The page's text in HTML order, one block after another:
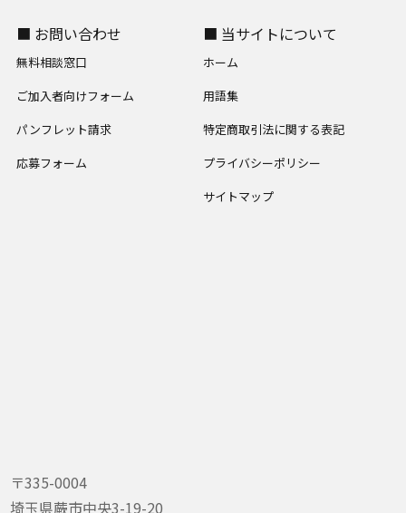
〒335-0004
埼玉県蕨市中央3-19-20
■ お問い合わせ
無料相談窓口
ご加入者向けフォーム
パンフレット請求
応募フォーム
■ 当サイトについて
ホーム
用語集
特定商取引法に関する表記
プライバシーポリシー
サイトマップ